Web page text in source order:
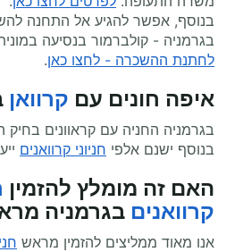
בנוסף, אפשר להגיע אל התחנה
בגרמניה - קולברמור בנסיעה
לחתנת ההשכרה - לחצו כאן.
איפה חונים עם קרוואן
בגרמניה החניה עם קראוונים בחיק
בנוסף ישנם אלפי חניוני קרוואנים
האם זה מומלץ להזמין
קרוואנים בגרמניה
אנו מאוד ממליצים להזמין מראש